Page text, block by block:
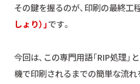
その鍵を握るのが、印刷の最終工
しょり）」です。
今回は、この専門用語「RIP処理」
機で印刷されるまでの簡単な流れ